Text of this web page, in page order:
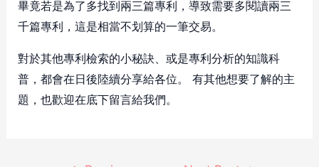
畢竟若是為了多找到兩三篇專利，導致需要多閱讀兩三
千篇專利，這是相當不划算的一筆交易。
對於其他專利檢索的小秘訣、或是專利分析的知識科
普，都會在日後陸續分享給各位。 有其他想要了解的主
題，也歡迎在底下留言給我們。